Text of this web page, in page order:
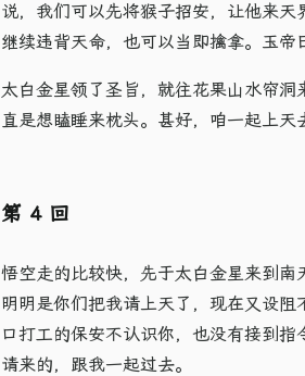
说，我们可以先将猴子招安，让他来天
继续违背天命，也可以当即擒拿。玉帝
太白金星领了圣旨，就往花果山水帘
直是想瞌睡来枕头。甚好，咱一起上天
第 4 回
悟空走的比较快，先于太白金星来到南
明明是你们把我请上天了，现在又设
口打工的保安不认识你，也没有接到
请来的，跟我一起过去。